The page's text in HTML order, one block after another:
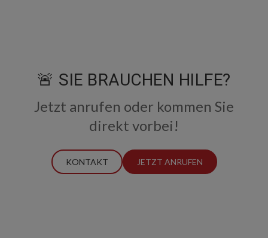
🚨 SIE BRAUCHEN HILFE?
Jetzt anrufen oder kommen Sie
direkt vorbei!
KONTAKT JETZT ANRUFEN